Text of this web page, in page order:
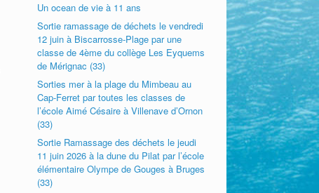
Un ocean de vie à 11 ans
Sortie ramassage de déchets le vendredi
12 juin à Biscarrosse-Plage par une
classe de 4ème du collège Les Eyquems
de Mérignac (33)
Sorties mer à la plage du Mimbeau au
Cap-Ferret par toutes les classes de
l’école Aimé Césaire à Villenave d’Ornon
(33)
Sortie Ramassage des déchets le jeudi
11 juin 2026 à la dune du Pilat par l’école
élémentaire Olympe de Gouges à Bruges
(33)